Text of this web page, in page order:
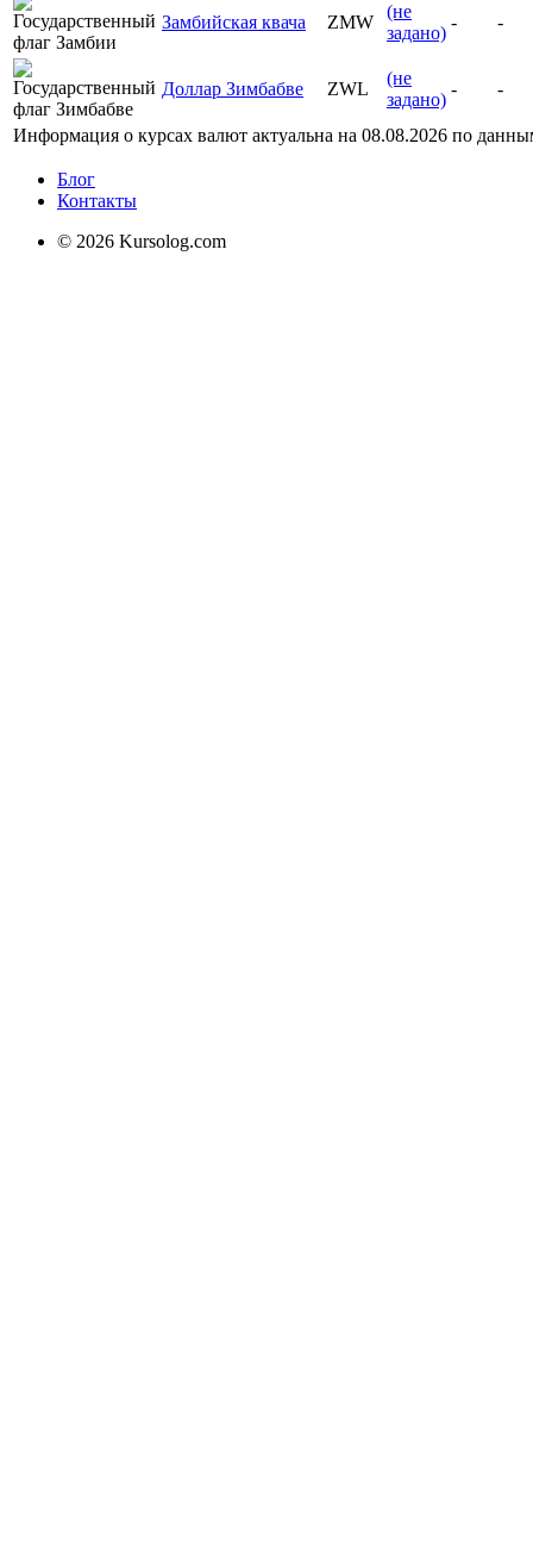
Замбийская квача ZMW
(не
задано)
- -
Доллар Зимбабве ZWL
(не
задано)
- -
Информация о курсах валют актуальна на 08.08.2026 по
Блог
Контакты
© 2026 Kursolog.com